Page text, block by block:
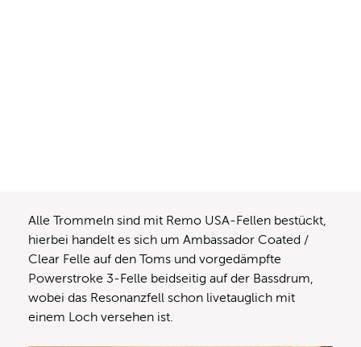
Alle Trommeln sind mit Remo USA-Fellen bestückt,
hierbei handelt es sich um Ambassador Coated /
Clear Felle auf den Toms und vorgedämpfte
Powerstroke 3-Felle beidseitig auf der Bassdrum,
wobei das Resonanzfell schon livetauglich mit
einem Loch versehen ist.